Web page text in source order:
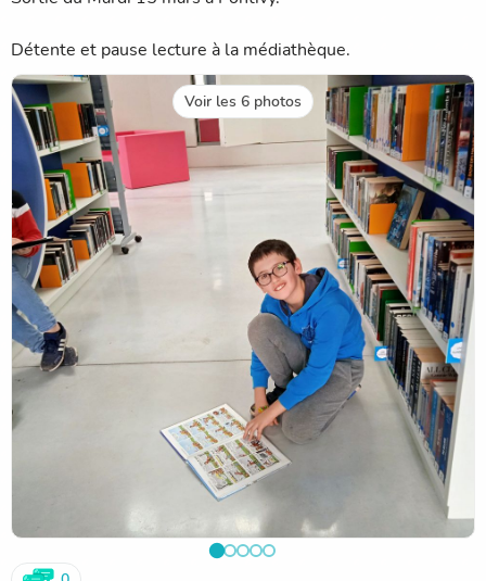
Détente et pause lecture à la médiathèque.
Voir les 6 photos